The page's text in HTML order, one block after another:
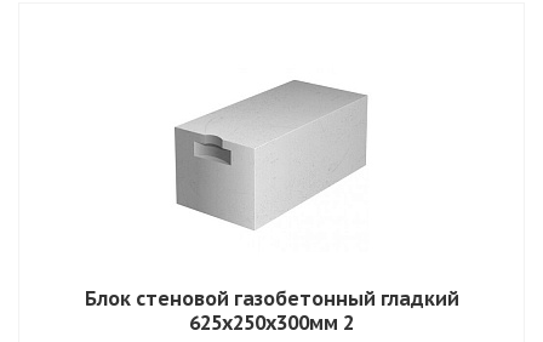
Блок стеновой газобетонный гладкий
625х250х300мм 2